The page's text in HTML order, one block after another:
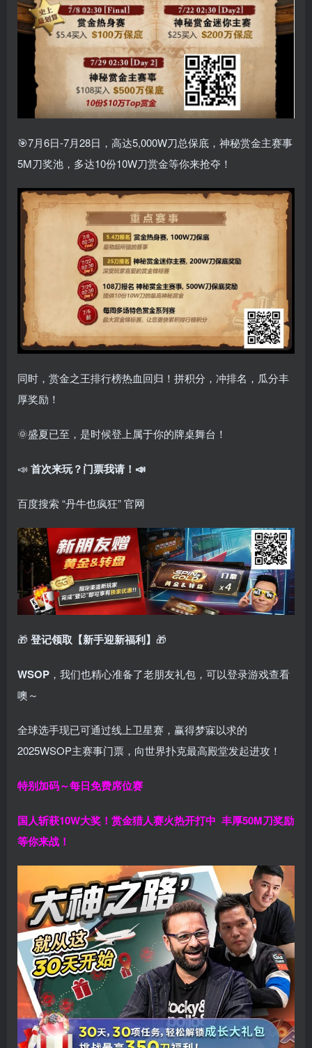
🎯7月6日-7月28日，高达5,000W刀总保底，神秘赏金主赛事
5M刀奖池，多达10份10W刀赏金等你来抢夺！
同时，赏金之王排行榜热血回归！拼积分，冲排名，瓜分丰
厚奖励！
🌞盛夏已至，是时候登上属于你的牌桌舞台！
📣 首次来玩？门票我请！📣
百度搜索 “丹牛也疯狂” 官网
🎁 登记领取【新手迎新福利】 🎁
WSOP ，我们也精心准备了老朋友礼包，可以登录游戏查看
噢～
全球选手现已可通过线上卫星赛，赢得梦寐以求的
2025WSOP主赛事门票，向世界扑克最高殿堂发起进攻！
特别加码～每日免费席位赛
国人斩获10W大奖！ 赏金猎人赛火热开打中 丰厚50M刀奖励
等你来战！